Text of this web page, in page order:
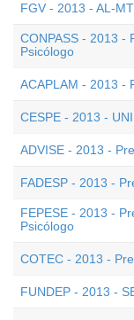
FGV - 2013 - AL-
CONPASS - 2013 -
Psicólogo
ACAPLAM - 2013 -
CESPE - 2013 -
ADVISE - 2013 -
FADESP - 2013 -
FEPESE - 2013 -
Psicólogo
COTEC - 2013 -
FUNDEP - 2013 -